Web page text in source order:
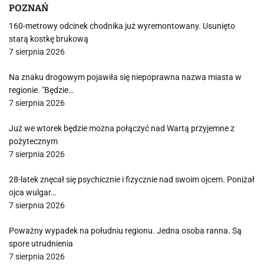
POZNAŃ
160-metrowy odcinek chodnika już wyremontowany. Usunięto
starą kostkę brukową
7 sierpnia 2026
Na znaku drogowym pojawiła się niepoprawna nazwa miasta w
regionie. "Będzie…
7 sierpnia 2026
Już we wtorek będzie można połączyć nad Wartą przyjemne z
pożytecznym
7 sierpnia 2026
28-latek znęcał się psychicznie i fizycznie nad swoim ojcem. Poniżał
ojca wulgar…
7 sierpnia 2026
Poważny wypadek na południu regionu. Jedna osoba ranna. Są
spore utrudnienia
7 sierpnia 2026